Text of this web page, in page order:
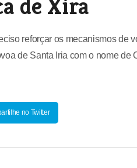
de Xira
reforçar os mecanismos de
de Santa Iria com o nome de
no Twitter